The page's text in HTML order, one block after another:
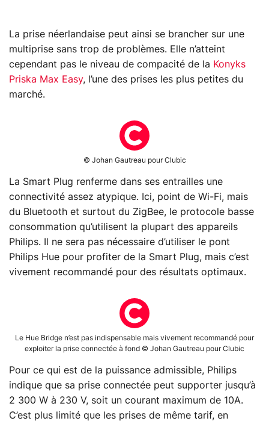
La prise néerlandaise peut ainsi se brancher sur une
multiprise sans trop de problèmes. Elle n’atteint
cependant pas le niveau de compacité de la Konyks
Priska Max Easy, l’une des prises les plus petites du
marché.
© Johan Gautreau pour Clubic
La Smart Plug renferme dans ses entrailles une
connectivité assez atypique. Ici, point de Wi-Fi, mais
du Bluetooth et surtout du ZigBee, le protocole basse
consommation qu’utilisent la plupart des appareils
Philips. Il ne sera pas nécessaire d’utiliser le pont
Philips Hue pour profiter de la Smart Plug, mais c’est
vivement recommandé pour des résultats optimaux.
Le Hue Bridge n’est pas indispensable mais vivement recommandé pour
exploiter la prise connectée à fond © Johan Gautreau pour Clubic
Pour ce qui est de la puissance admissible, Philips
indique que sa prise connectée peut supporter jusqu’à
2 300 W à 230 V, soit un courant maximum de 10A.
C’est plus limité que les prises de même tarif, en